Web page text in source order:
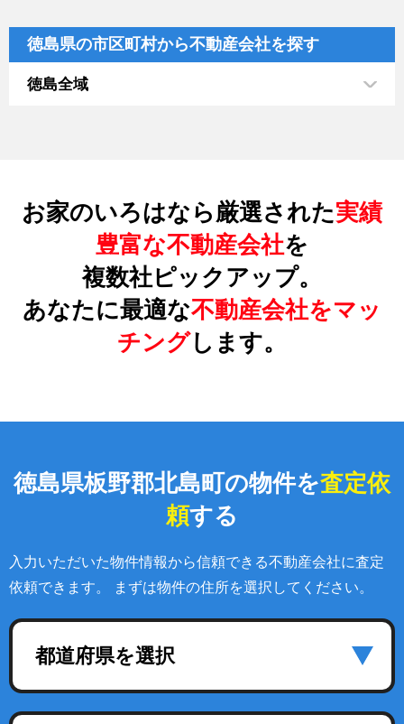
徳島県の市区町村から不動産会社を探す
徳島全域
お家のいろはなら厳選された実績
豊富な不動産会社を
複数社ピックアップ。
あなたに最適な不動産会社をマッ
チングします。
徳島県板野郡北島町の物件を査定依
頼する
入力いただいた物件情報から信頼できる不動産会社に査定
依頼できます。 まずは物件の住所を選択してください。
都道府県を選択